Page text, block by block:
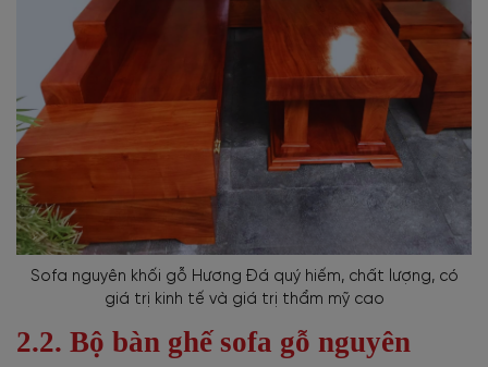
Sofa nguyên khối gỗ Hương Đá quý hiếm, chất lượng, có
giá trị kinh tế và giá trị thẩm mỹ cao
2.2. Bộ bàn ghế sofa gỗ nguyên